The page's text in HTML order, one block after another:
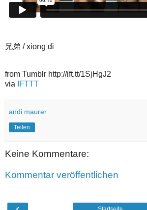
兄弟 / xiong di
from Tumblr http://ift.tt/1SjHgJ2
via
IFTTT
andi maurer
Teilen
Keine Kommentare:
Kommentar veröffentlichen